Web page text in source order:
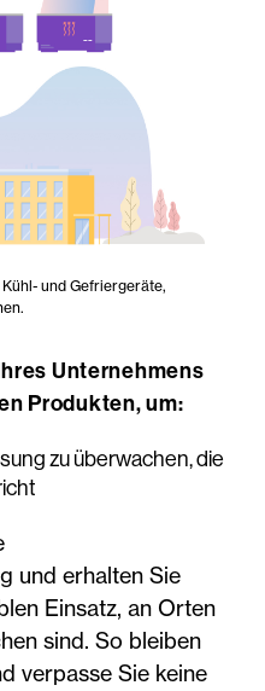
und Gefriergeräte,
Unternehmens
Produkten, um:
zu überwachen, die
und erhalten Sie
Einsatz, an Orten
sind. So bleiben
verpasse Sie keine